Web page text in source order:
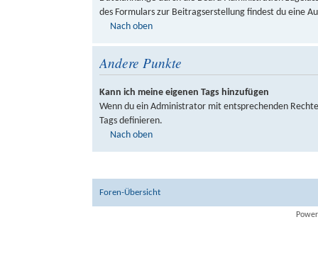
des Formulars zur Beitragserstellung findest du eine
Nach oben
Andere Punkte
Kann ich meine eigenen Tags hinzufügen
Wenn du ein Administrator mit entsprechenden
Tags definieren.
Nach oben
Foren-Übersicht